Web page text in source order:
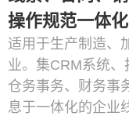
操作规范一体化
适用于生产制造、
业。集CRM系统、
仓务事务、财务事
息于一体化的企业